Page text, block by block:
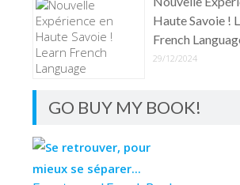
Haute Savoie !
French
29/12/2024
GO BUY MY BOOK!